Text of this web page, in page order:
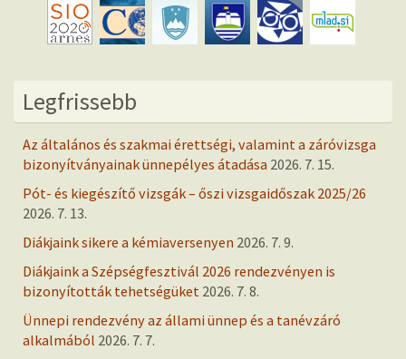
Legfrissebb
Az általános és szakmai érettségi, valamint a záróvizsga
bizonyítványainak ünnepélyes átadása 2026. 7. 15.
Pót- és kiegészítő vizsgák – őszi vizsgaidőszak 2025/26
2026. 7. 13.
Diákjaink sikere a kémiaversenyen 2026. 7. 9.
Diákjaink a Szépségfesztivál 2026 rendezvényen is
bizonyították tehetségüket 2026. 7. 8.
Ünnepi rendezvény az állami ünnep és a tanévzáró
alkalmából 2026. 7. 7.